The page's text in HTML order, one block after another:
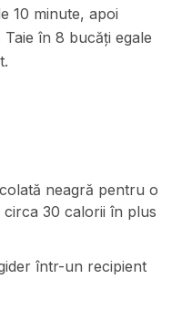
10 minute, apoi
în 8 bucăți egale
neagră pentru o
30 calorii în plus
într-un recipient